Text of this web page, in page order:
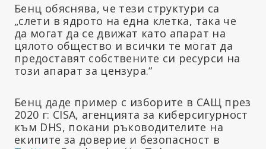
Бенц обяснява, че тези структури са
„слети в ядрото на една клетка, така че
да могат да се движат като апарат на
цялото общество и всички те могат да
предоставят собствените си ресурси на
този апарат за цензура.“
Бенц даде пример с изборите в САЩ през
2020 г: CISA, агенцията за киберсигурност
към DHS, покани ръководителите на
екипите за доверие и безопасност в